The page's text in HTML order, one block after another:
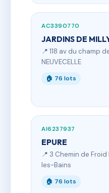
AC3390770
JARDINS DE
📍 118 av du champ
NEUVECELLE
🏠 76 lots
AI6237937
EPURE
📍 3 Chemin de
les-Bains
🏠 76 lots